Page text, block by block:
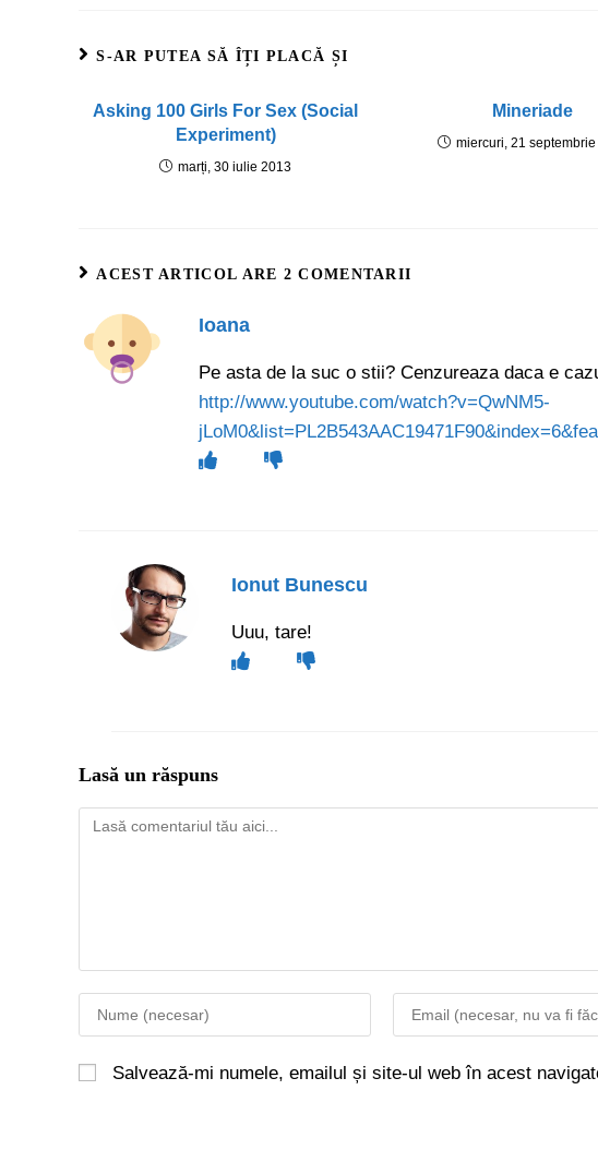
S-AR PUTEA SĂ ÎȚI PLACĂ ȘI
Asking 100 Girls For Sex (Social
Experiment)
marți, 30 iulie 2013
Mineriade
miercuri, 21 septembrie
ACEST ARTICOL ARE 2 COMENTARII
Ioana
Pe asta de la suc o stii? Cenzureaza daca e
http://www.youtube.com/watch?v=QwNM5-
Ionut Bunescu
Uuu, tare!
Lasă un răspuns
Salvează-mi numele, emailul și site-ul web în acest